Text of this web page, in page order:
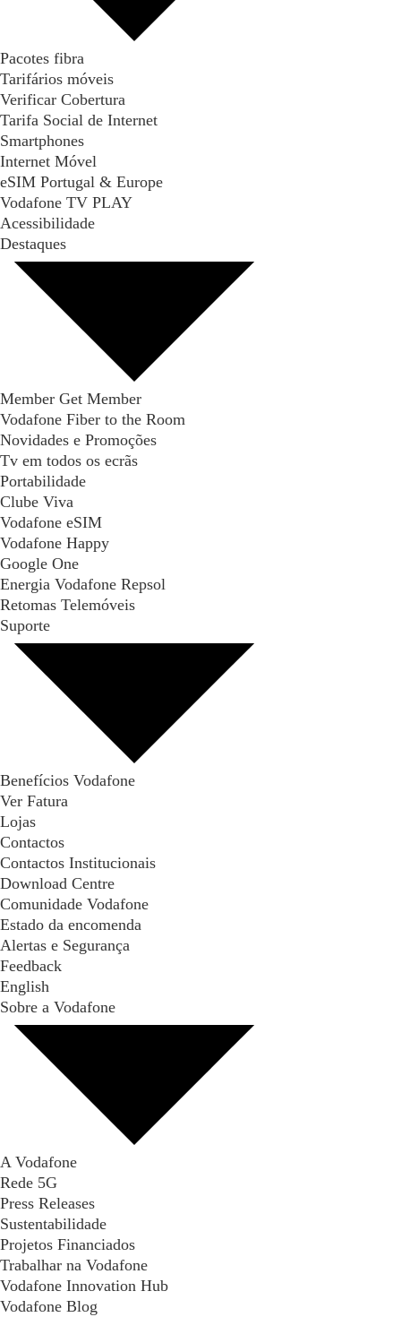
Pacotes fibra
Tarifários móveis
Verificar Cobertura
Tarifa Social de Internet
Smartphones
Internet Móvel
eSIM Portugal & Europe
Vodafone TV PLAY
Acessibilidade
Destaques
Member Get Member
Vodafone Fiber to the Room
Novidades e Promoções
Tv em todos os ecrãs
Portabilidade
Clube Viva
Vodafone eSIM
Vodafone Happy
Google One
Energia Vodafone Repsol
Retomas Telemóveis
Suporte
Benefícios Vodafone
Ver Fatura
Lojas
Contactos
Contactos Institucionais
Download Centre
Comunidade Vodafone
Estado da encomenda
Alertas e Segurança
Feedback
English
Sobre a Vodafone
A Vodafone
Rede 5G
Press Releases
Sustentabilidade
Projetos Financiados
Trabalhar na Vodafone
Vodafone Innovation Hub
Vodafone Blog